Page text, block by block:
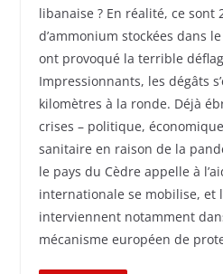
libanaise ? En réalité, ce sont
d’ammonium stockées dans
ont provoqué la terrible
Impressionnants, les dégâts
kilomètres à la ronde. Déjà
crises – politique,
sanitaire en raison de la
le pays du Cèdre appelle à
internationale se mobilise, et
interviennent notamment
mécanisme européen de